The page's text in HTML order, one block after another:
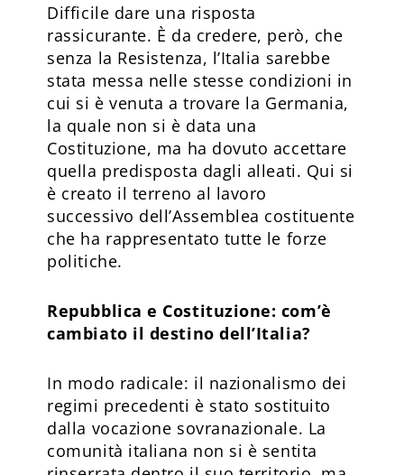
Difficile dare una risposta
rassicurante. È da credere, però, che
senza la Resistenza, l’Italia sarebbe
stata messa nelle stesse condizioni in
cui si è venuta a trovare la Germania,
la quale non si è data una
Costituzione, ma ha dovuto accettare
quella predisposta dagli alleati. Qui si
è creato il terreno al lavoro
successivo dell’Assemblea costituente
che ha rappresentato tutte le forze
politiche.
Repubblica e Costituzione: com’è
cambiato il destino del­l’Italia?
In modo radicale: il nazionalismo dei
regimi precedenti è stato sostituito
dalla vocazione sovranazionale. La
comunità italiana non si è sentita